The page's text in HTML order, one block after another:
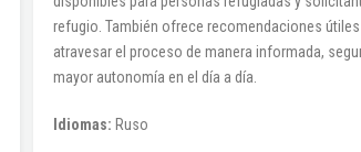
refugio. También ofrece recomendaciones útiles
atravesar el proceso de manera informada,
mayor autonomía en el día a día.
Idiomas: Ruso